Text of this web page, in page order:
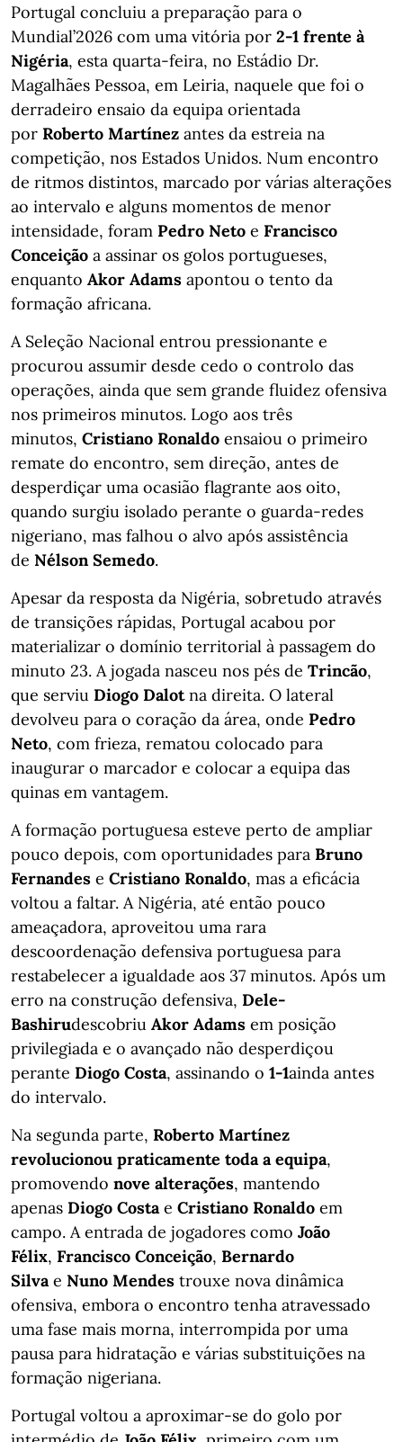
Portugal concluiu a preparação para o
Mundial’2026 com uma vitória por 2-1 frente à
Nigéria, esta quarta-feira, no Estádio Dr.
Magalhães Pessoa, em Leiria, naquele que foi o
derradeiro ensaio da equipa orientada
por Roberto Martínez antes da estreia na
competição, nos Estados Unidos. Num encontro
de ritmos distintos, marcado por várias alterações
ao intervalo e alguns momentos de menor
intensidade, foram Pedro Neto e Francisco
Conceição a assinar os golos portugueses,
enquanto Akor Adams apontou o tento da
formação africana.
A Seleção Nacional entrou pressionante e
procurou assumir desde cedo o controlo das
operações, ainda que sem grande fluidez ofensiva
nos primeiros minutos. Logo aos três
minutos, Cristiano Ronaldo ensaiou o primeiro
remate do encontro, sem direção, antes de
desperdiçar uma ocasião flagrante aos oito,
quando surgiu isolado perante o guarda-redes
nigeriano, mas falhou o alvo após assistência
de Nélson Semedo.
Apesar da resposta da Nigéria, sobretudo através
de transições rápidas, Portugal acabou por
materializar o domínio territorial à passagem do
minuto 23. A jogada nasceu nos pés de Trincão,
que serviu Diogo Dalotna direita. O lateral
devolveu para o coração da área, onde Pedro
Neto, com frieza, rematou colocado para
inaugurar o marcador e colocar a equipa das
quinas em vantagem.
A formação portuguesa esteve perto de ampliar
pouco depois, com oportunidades para Bruno
Fernandes e Cristiano Ronaldo, mas a eficácia
voltou a faltar. A Nigéria, até então pouco
ameaçadora, aproveitou uma rara
descoordenação defensiva portuguesa para
restabelecer a igualdade aos 37 minutos. Após um
erro na construção defensiva, Dele-
Bashirudescobriu Akor Adams em posição
privilegiada e o avançado não desperdiçou
perante Diogo Costa, assinando o 1-1ainda antes
do intervalo.
Na segunda parte, Roberto Martínez
revolucionou praticamente toda a equipa,
promovendo nove alterações, mantendo
apenas Diogo Costa e Cristiano Ronaldo em
campo. A entrada de jogadores como João
Félix, Francisco Conceição, Bernardo
Silva e Nuno Mendes trouxe nova dinâmica
ofensiva, embora o encontro tenha atravessado
uma fase mais morna, interrompida por uma
pausa para hidratação e várias substituições na
formação nigeriana.
Portugal voltou a aproximar-se do golo por